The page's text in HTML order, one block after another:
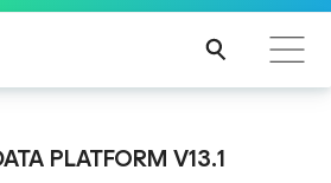
para os clientes afetados
de conteúdo da CrowdStrike
PLATFORM V13.1